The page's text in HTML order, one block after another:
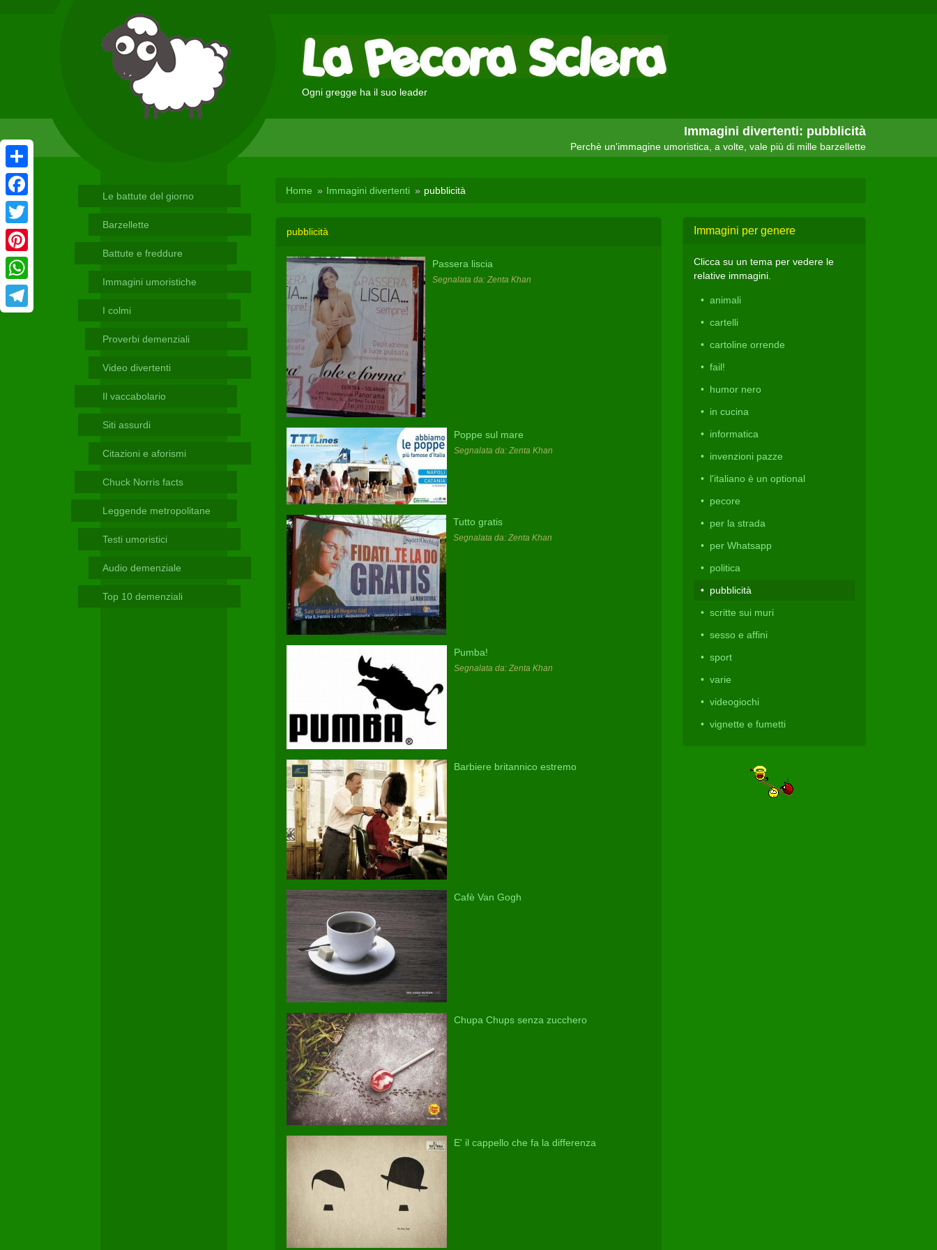
Ogni gregge ha il suo leader
Immagini divertenti: pubblicità
Perchè un'immagine umoristica, a volte, vale più di mille barzellette
Le battute del giorno
Barzellette
Battute e freddure
Immagini umoristiche
I colmi
Proverbi demenziali
Video divertenti
Il vaccabolario
Siti assurdi
Citazioni e aforismi
Chuck Norris facts
Leggende metropolitane
Testi umoristici
Audio demenziale
Top 10 demenziali
Home Immagini divertenti pubblicità
pubblicità
Passera liscia
Segnalata da: Zenta Khan
Poppe sul mare
Segnalata da: Zenta Khan
Tutto gratis
Segnalata da: Zenta Khan
Pumba!
Segnalata da: Zenta Khan
Barbiere britannico estremo
Cafè Van Gogh
Chupa Chups senza zucchero
E' il cappello che fa la differenza
Immagini per genere
Clicca su un tema per vedere le
relative immagini.
animali
cartelli
cartoline orrende
fail!
humor nero
in cucina
informatica
invenzioni pazze
l'italiano è un optional
pecore
per la strada
per Whatsapp
politica
pubblicità
scritte sui muri
sesso e affini
sport
varie
videogiochi
vignette e fumetti
Condividi
Facebook
Twitter
Pinterest
WhatsApp